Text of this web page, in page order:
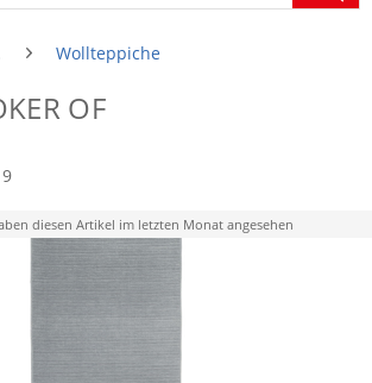
Wollteppiche
OF
diesen Artikel im letzten Monat angesehen